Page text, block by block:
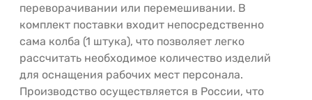
переворачивании или перемешивании. В
комплект поставки входит непосредственно
сама колба (1 штука), что позволяет легко
рассчитать необходимое количество изделий
для оснащения рабочих мест персонала.
Производство осуществляется в России, что